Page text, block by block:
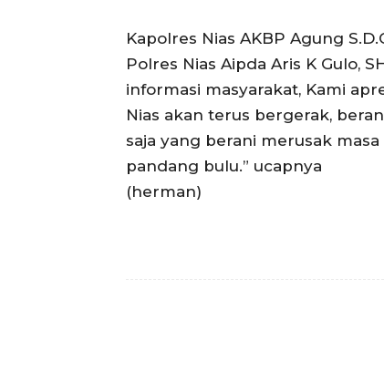
Kapolres Nias AKBP Agung
Polres Nias Aipda Aris K Gulo,
informasi masyarakat, Kami
Nias akan terus bergerak,
saja yang berani merusak
pandang bulu.” ucapnya
(herman)